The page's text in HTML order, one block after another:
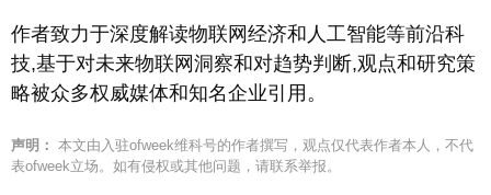
作者致力于深度解读物联网经济和人工智能等前沿科
技,基于对未来物联网洞察和对趋势判断,观点和研究策
略被众多权威媒体和知名企业引用。
声明： 本文由入驻ofweek维科号的作者撰写，观点仅代表作者本人，不代
表ofweek立场。如有侵权或其他问题，请联系举报。